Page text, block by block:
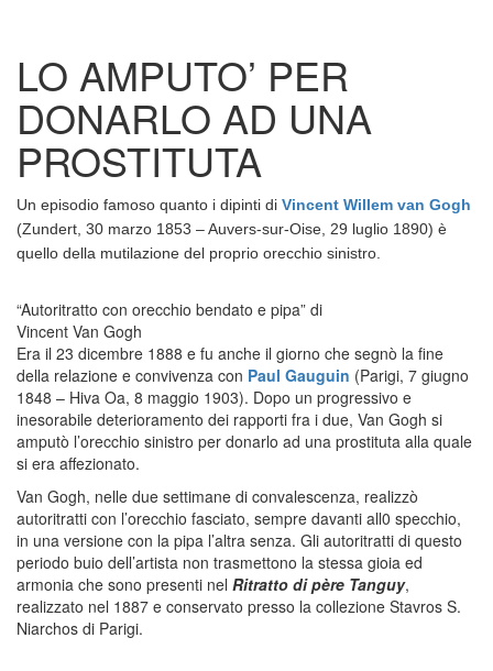
LO AMPUTO’ PER
DONARLO AD UNA
PROSTITUTA
Un episodio famoso quanto i dipinti di Vincent Willem van Gogh
(Zundert, 30 marzo 1853 – Auvers-sur-Oise, 29 luglio 1890) è
quello della mutilazione del proprio orecchio sinistro.
“Autoritratto con orecchio bendato e pipa” di
Vincent Van Gogh
Era il 23 dicembre 1888 e fu anche il giorno che segnò la fine
della relazione e convivenza con Paul Gauguin (Parigi, 7 giugno
1848 – Hiva Oa, 8 maggio 1903). Dopo un progressivo e
inesorabile deterioramento dei rapporti fra i due, Van Gogh si
amputò l’orecchio sinistro per donarlo ad una prostituta alla quale
si era affezionato.
Van Gogh, nelle due settimane di convalescenza, realizzò
autoritratti con l’orecchio fasciato, sempre davanti all0 specchio,
in una versione con la pipa l’altra senza. Gli autoritratti di questo
periodo buio dell’artista non trasmettono la stessa gioia ed
armonia che sono presenti nel Ritratto di père Tanguy,
realizzato nel 1887 e conservato presso la collezione Stavros S.
Niarchos di Parigi.